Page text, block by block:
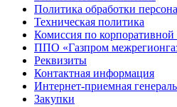
Политика обработки
Техническая политика
Комиссия по корпоративной
ППО «Газпром
Реквизиты
Контактная информация
Интернет-приемная
Закупки